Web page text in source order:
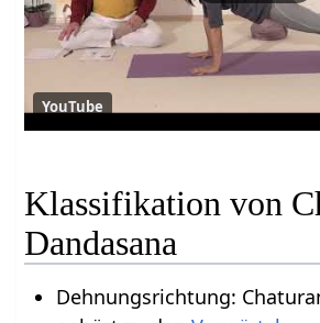
YouTube
Klassifikation von
Dandasana
Dehnungsrichtung: